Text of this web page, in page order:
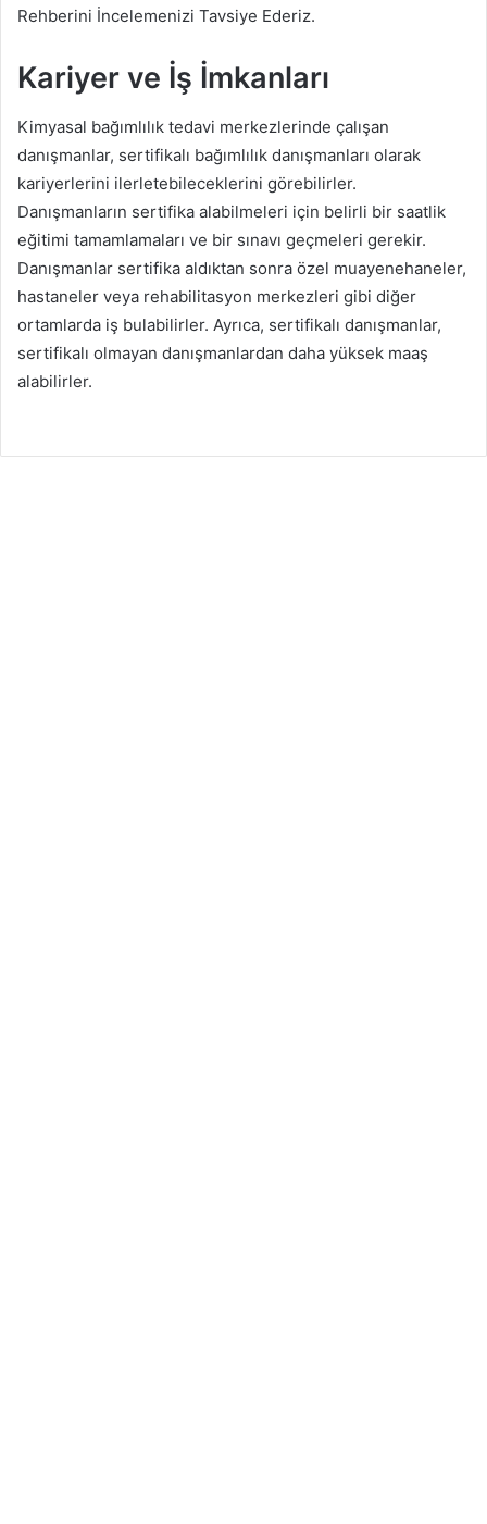
Rehberini İncelemenizi Tavsiye Ederiz.
Kariyer ve İş İmkanları
Kimyasal bağımlılık tedavi merkezlerinde çalışan
danışmanlar, sertifikalı bağımlılık danışmanları olarak
kariyerlerini ilerletebileceklerini görebilirler.
Danışmanların sertifika alabilmeleri için belirli bir saatlik
eğitimi tamamlamaları ve bir sınavı geçmeleri gerekir.
Danışmanlar sertifika aldıktan sonra özel muayenehaneler,
hastaneler veya rehabilitasyon merkezleri gibi diğer
ortamlarda iş bulabilirler. Ayrıca, sertifikalı danışmanlar,
sertifikalı olmayan danışmanlardan daha yüksek maaş
alabilirler.